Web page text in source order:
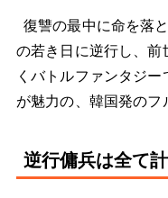
復讐の最中に命を落
の若き日に逆行し、
くバトルファンタジ
が魅力の、韓国発のフ
逆行傭兵は全て